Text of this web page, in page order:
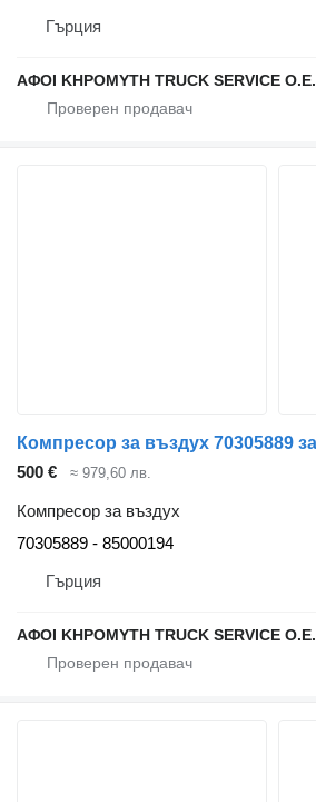
Гърция
ΑΦΟΙ ΚΗΡΟΜΥΤΗ TRUCK SERVICE Ο.Ε.
500 € ≈ 979,60 лв.
Компресор за въздух
70305889 - 85000194
Гърция
ΑΦΟΙ ΚΗΡΟΜΥΤΗ TRUCK SERVICE Ο.Ε.